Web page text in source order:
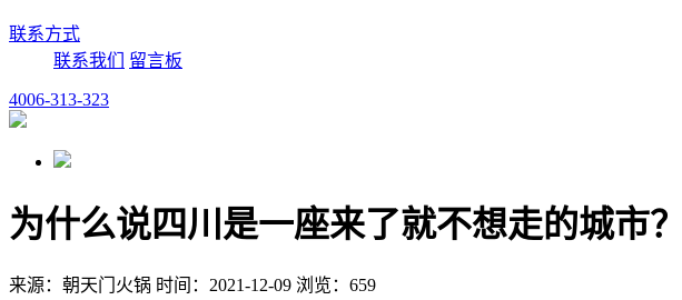
联系方式
联系我们
留言板
4006-313-323
为什么说四川是一座来了就不想走的城市？
来源：朝天门火锅 时间：2021-12-09 浏览：659